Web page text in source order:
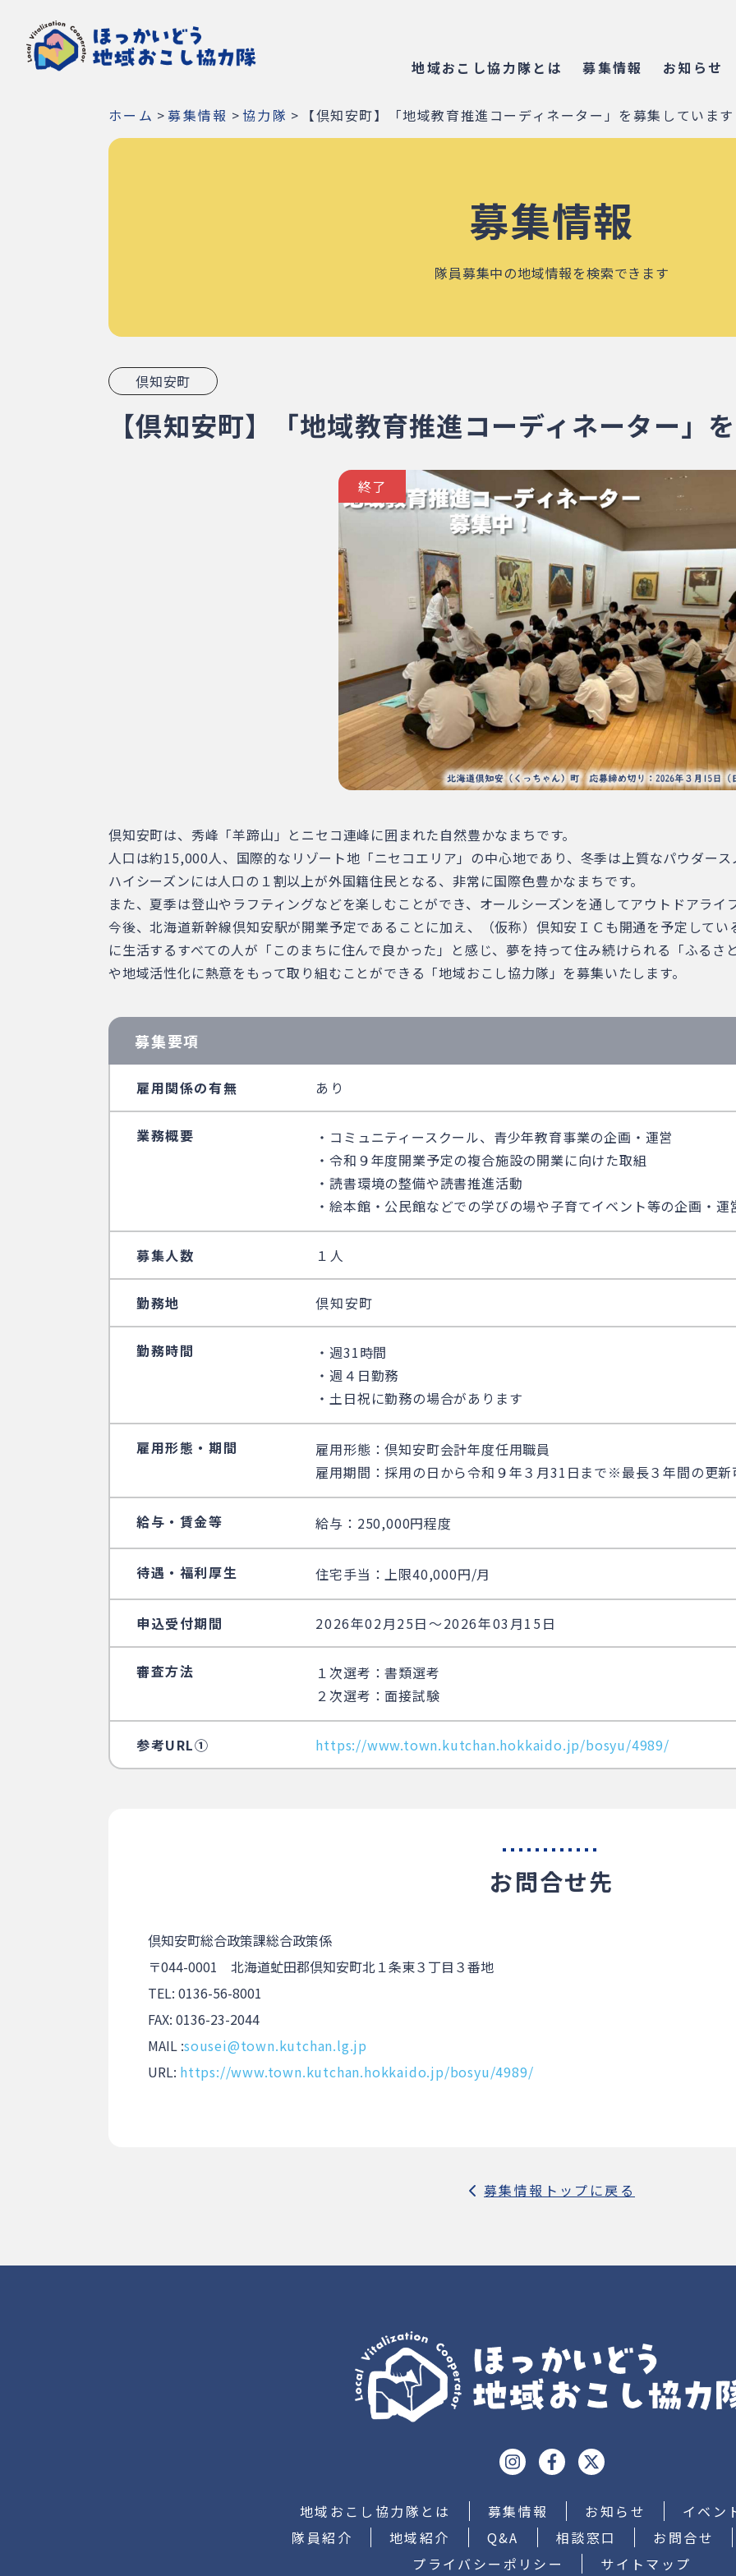
地域おこし協力隊とは 募集情報 お知らせ
ホーム >募集情報 >協力隊 > 【倶知安町】「地域教育推進コーディネーター」を募集していま
募集情報
隊員募集中の地域情報を検索できます
倶知安町
【倶知安町】「地域教育推進コーディネーター」
終了
倶知安町は、秀峰「羊蹄山」とニセコ連峰に囲まれた自然豊かなまちです。
人口は約15,000人、国際的なリゾート地「ニセコエリア」の中心地であり、冬季は上質なパウダー
ハイシーズンには人口の１割以上が外国籍住民となる、非常に国際色豊かなまちです。
また、夏季は登山やラフティングなどを楽しむことができ、オールシーズンを通してアウトドアライ
今後、北海道新幹線倶知安駅が開業予定であることに加え、（仮称）倶知安ＩＣも開通を予定して
に生活するすべての人が「このまちに住んで良かった」と感じ、夢を持って住み続けられる「ふる
や地域活性化に熱意をもって取り組むことができる「地域おこし協力隊」を募集いたします。
募集要項
雇用関係の有無 あり
業務概要
・コミュニティースクール、青少年教育事業の企画・運営
・令和９年度開業予定の複合施設の開業に向けた取組
・読書環境の整備や読書推進活動
・絵本館・公民館などでの学びの場や子育てイベント等の企画・運
募集人数 １人
勤務地 倶知安町
勤務時間
・週31時間
・週４日勤務
・土日祝に勤務の場合があります
雇用形態・期間
雇用形態：倶知安町会計年度任用職員
雇用期間：採用の日から令和９年３月31日まで※最長３年間の更新
給与・賃金等 給与：250,000円程度
待遇・福利厚生 住宅手当：上限40,000円/月
申込受付期間 2026年02月25日〜2026年03月15日
審査方法
１次選考：書類選考
２次選考：面接試験
参考URL① https://www.town.kutchan.hokkaido.jp/bosyu/4989/
お問合せ先
倶知安町総合政策課総合政策係
〒044-0001 北海道虻田郡倶知安町北１条東３丁目３番地
TEL: 0136-56-8001
FAX: 0136-23-2044
MAIL :sousei@town.kutchan.lg.jp
URL: https://www.town.kutchan.hokkaido.jp/bosyu/4989/
募集情報トップに戻る
地域おこし協力隊とは 募集情報 お知らせ
イベン
隊員紹介
地域紹介 Q&A 相談窓口
お問合せ
プライバシーポリシー
サイトマップ